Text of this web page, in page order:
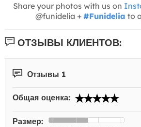
Share your photos with us on
@funidelia + #Funidelia to
ОТЗЫВЫ КЛИЕНТОВ:
Отзывы 1
Общая оценка:
Размер: